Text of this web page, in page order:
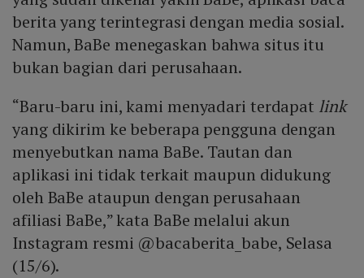
berita yang terintegrasi dengan media sosial.
Namun, BaBe menegaskan bahwa situs itu
bukan bagian dari perusahaan.
“Baru-baru ini, kami menyadari terdapat link
yang dikirim ke beberapa pengguna dengan
menyebutkan nama BaBe. Tautan dan
aplikasi ini tidak terkait maupun didukung
oleh BaBe ataupun dengan perusahaan
afiliasi BaBe,” kata BaBe melalui akun
Instagram resmi @bacaberita_babe, Selasa
(15/6).